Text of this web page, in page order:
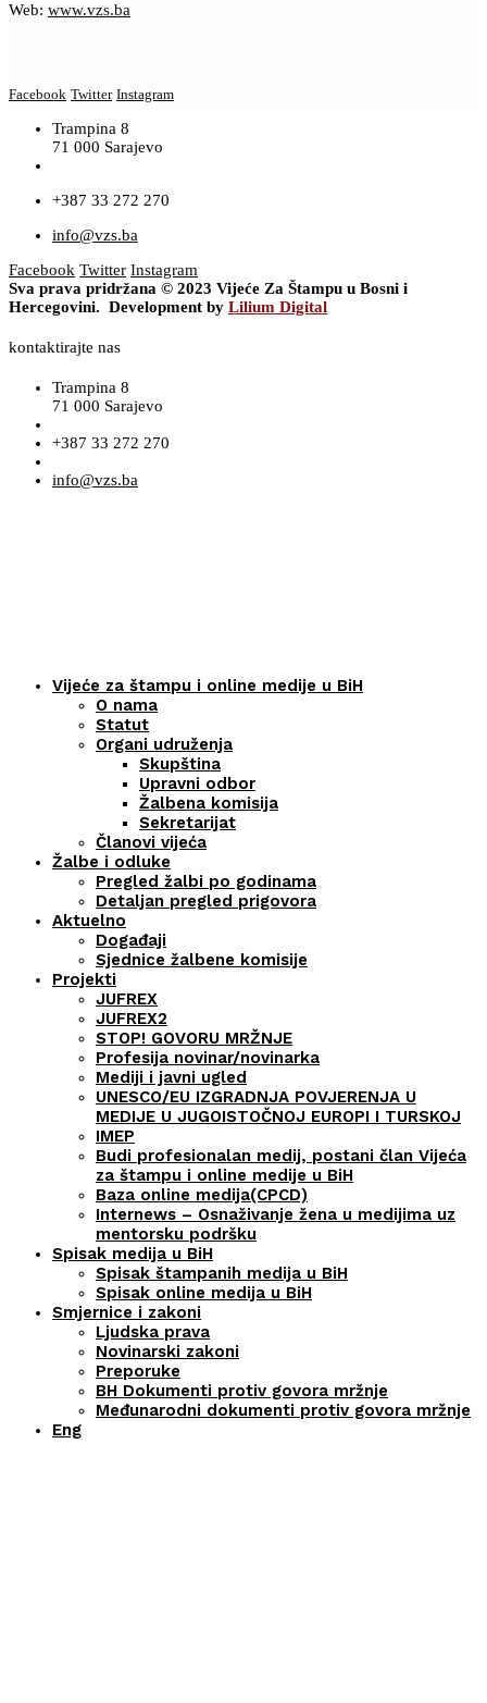
Web: www.vzs.ba
Facebook Twitter Instagram
Trampina 8
71 000 Sarajevo
+387 33 272 270
info@vzs.ba
Facebook Twitter Instagram
Sva prava pridržana © 2023 Vijeće Za Štampu u Bosni i
Hercegovini. Development by Lilium Digital
kontaktirajte nas
Trampina 8
71 000 Sarajevo
+387 33 272 270
info@vzs.ba
Vijeće za štampu i online medije u BiH
O nama
Statut
Organi udruženja
Skupština
Upravni odbor
Žalbena komisija
Sekretarijat
Članovi vijeća
Žalbe i odluke
Pregled žalbi po godinama
Detaljan pregled prigovora
Aktuelno
Događaji
Sjednice žalbene komisije
Projekti
JUFREX
JUFREX2
STOP! GOVORU MRŽNJE
Profesija novinar/novinarka
Mediji i javni ugled
UNESCO/EU IZGRADNJA POVJERENJA U
MEDIJE U JUGOISTOČNOJ EUROPI I TURSKOJ
IMEP
Budi profesionalan medij, postani član Vijeća
za štampu i online medije u BiH
Baza online medija(CPCD)
Internews – Osnaživanje žena u medijima uz
mentorsku podršku
Spisak medija u BiH
Spisak štampanih medija u BiH
Spisak online medija u BiH
Smjernice i zakoni
Ljudska prava
Novinarski zakoni
Preporuke
BH Dokumenti protiv govora mržnje
Međunarodni dokumenti protiv govora mržnje
Eng